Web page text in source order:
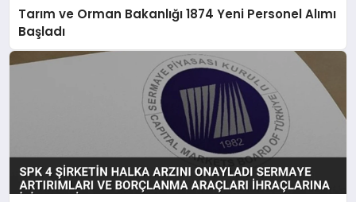
Tarım ve Orman Bakanlığı 1874 Yeni Personel Alımı
Başladı